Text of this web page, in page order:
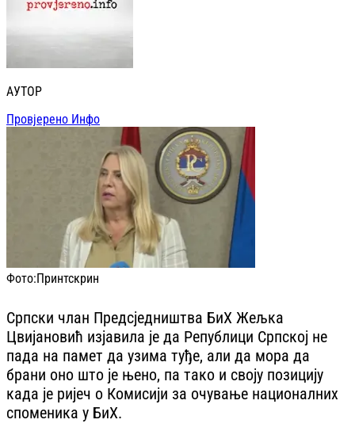
АУТОР
Провјерено Инфо
Фото:Принтскрин
Српски члан Предсједништва БиХ Жељка
Цвијановић изјавила је да Републици Српској не
пада на памет да узима туђе, али да мора да
брани оно што је њено, па тако и своју позицију
када је ријеч о Комисији за очување националних
споменика у БиХ.